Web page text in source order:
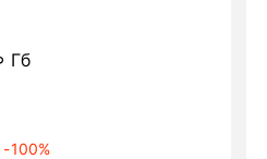
Гб
-100%